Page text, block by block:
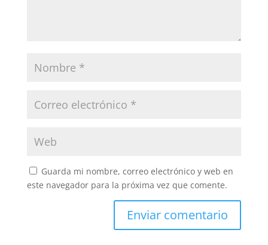
Guarda mi nombre, correo electrónico y web en
este navegador para la próxima vez que comente.